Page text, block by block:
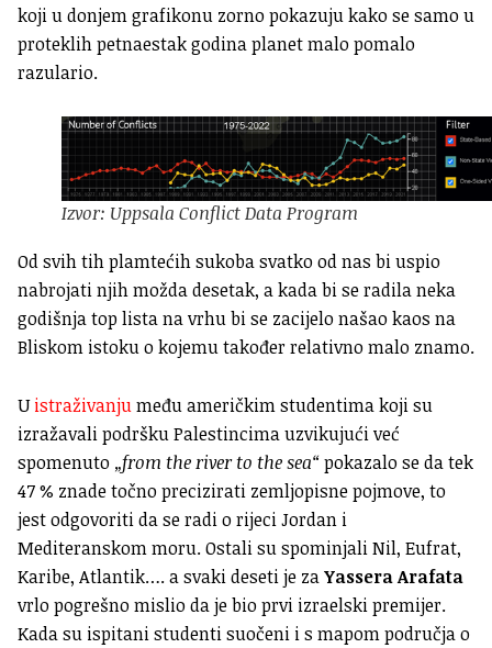
koji u donjem grafikonu zorno pokazuju kako se samo u
proteklih petnaestak godina planet malo pomalo
razulario.
Izvor: Uppsala Conflict Data Program
Od svih tih plamtećih sukoba svatko od nas bi uspio
nabrojati njih možda desetak, a kada bi se radila neka
godišnja top lista na vrhu bi se zacijelo našao kaos na
Bliskom istoku o kojemu također relativno malo znamo.
Uistraživanjumeđu američkim studentima koji su
izražavali podršku Palestincima uzvikujući već
spomenuto „from the river to the sea“pokazalo se da tek
47 % znade točno precizirati zemljopisne pojmove, to
jest odgovoriti da se radi o rijeci Jordan i
Mediteranskom moru. Ostali su spominjali Nil, Eufrat,
Karibe, Atlantik…. a svaki deseti je zaYassera Arafata
vrlo pogrešno mislio da je bio prvi izraelski premijer.
Kada su ispitani studenti suočeni i s mapom područja o